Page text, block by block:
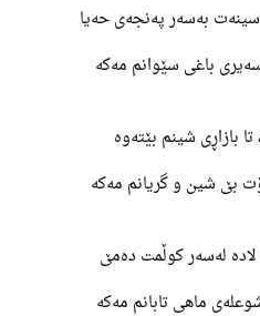
بەسەر پەنجەی حەیا
باغی سێوانم مەکە
بازاڕی شینم بێتەوە
بێ شین و گریانم مەکە
لەسەر کوڵمت دەمێ
ماهی تابانم مەکە